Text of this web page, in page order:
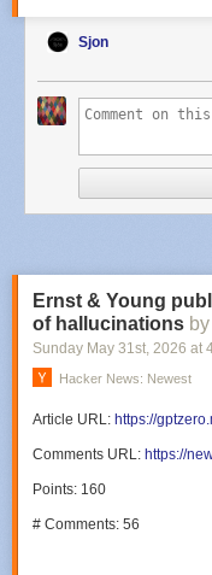
Sjon
Ernst & Young
of hallucinations
Sunday May 31st, 2026 at
Hacker News: Newest
Article URL: https://
Comments URL: https://
Points: 160
# Comments: 56